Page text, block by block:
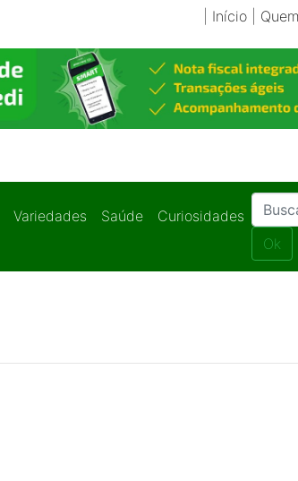
Início|
Variedades Saúde
Curiosidades
Ok